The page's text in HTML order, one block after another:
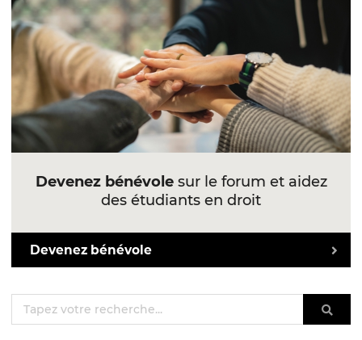
Devenez bénévolesur le forum et aidez
des étudiants en droit
Devenez bénévole